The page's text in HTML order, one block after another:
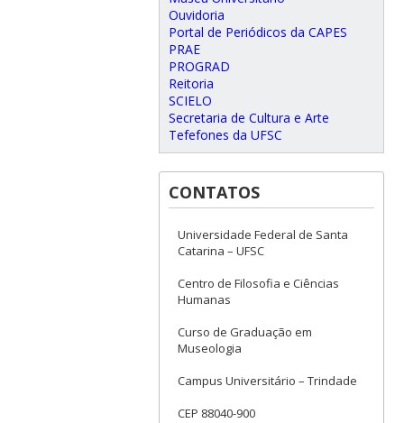
Ouvidoria
Portal de Periódicos da CAPES
PRAE
PROGRAD
Reitoria
SCIELO
Secretaria de Cultura e Arte
Tefefones da UFSC
CONTATOS
Universidade Federal de Santa
Catarina – UFSC
Centro de Filosofia e Ciências
Humanas
Curso de Graduação em
Museologia
Campus Universitário – Trindade
CEP 88040-900